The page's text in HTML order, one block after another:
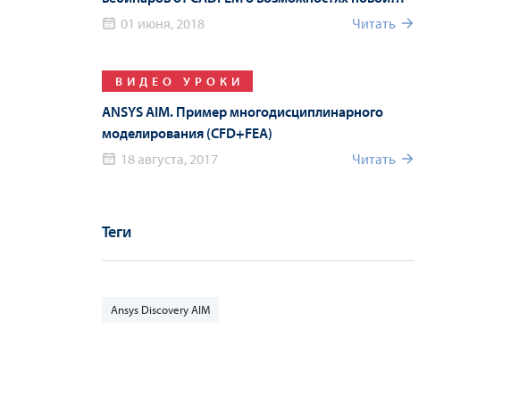
версии
01 июня, 2018 Читать
ВИДЕО УРОКИ
ANSYS AIM. Пример многодисциплинарного
моделирования (СFD+FEA)
18 августа, 2017
Читать
Теги
Ansys Discovery AIM